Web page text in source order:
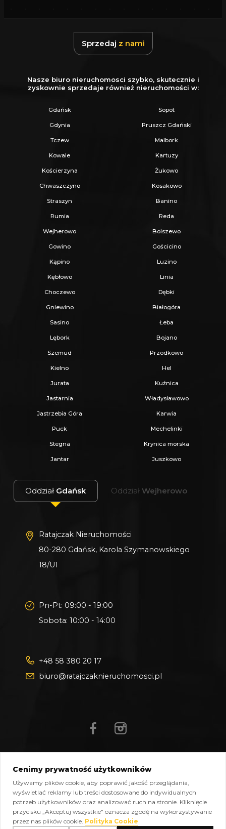
Sprzedaj z nami
Nasze biuro nieruchomosci szybko, skutecznie i
zyskownie sprzedaje również nieruchomości w:
Gdańsk Sopot
Gdynia Pruszcz Gdański
Tczew Malbork
Kowale Kartuzy
Kościerzyna Żukowo
Chwaszczyno Kosakowo
Straszyn Banino
Rumia Reda
Wejherowo Bolszewo
Gowino Gościcino
Kąpino Luzino
Kębłowo Linia
Choczewo Dębki
Gniewino Białogóra
Sasino Łeba
Lębork Bojano
Szemud Przodkowo
Kielno Hel
Jurata Kuźnica
Jastarnia Władysławowo
Jastrzebia Góra Karwia
Puck Mechelinki
Stegna Krynica morska
Jantar Juszkowo
Oddział Gdańsk Oddział Wejherowo
Ratajczak Nieruchomości
80-280 Gdańsk, Karola Szymanowskiego
18/U1
Pn-Pt: 09:00 - 19:00
Sobota: 10:00 - 14:00
+48 58 380 20 17
biuro@ratajczaknieruchomosci.pl
Polityka cookies Kontakt
Copyright © 2026 Ratajczak Nieruchomości All Rights
Reserved, Powered byoplixo.eu
Cenimy prywatność użytkowników
Używamy plików cookie, aby poprawić jakość przeglądania,
wyświetlać reklamy lub treści dostosowane do indywidualnych
potrzeb użytkowników oraz analizować ruch na stronie. Kliknięcie
przycisku „Akceptuj wszystkie" oznacza zgodę na wykorzystywanie
przez nas plików cookie. Polityka Cookie